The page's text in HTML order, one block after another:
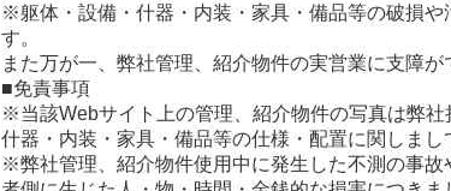
※躯体・設備・什器・内装・家具・備品等の破損
す。
また万が一、弊社管理、紹介物件の実営業に支障
■免責事項
※当該Webサイト上の管理、紹介物件の写真は弊
什器・内装・家具・備品等の仕様・配置に関しま
※弊社管理、紹介物件使用中に発生した不測の事